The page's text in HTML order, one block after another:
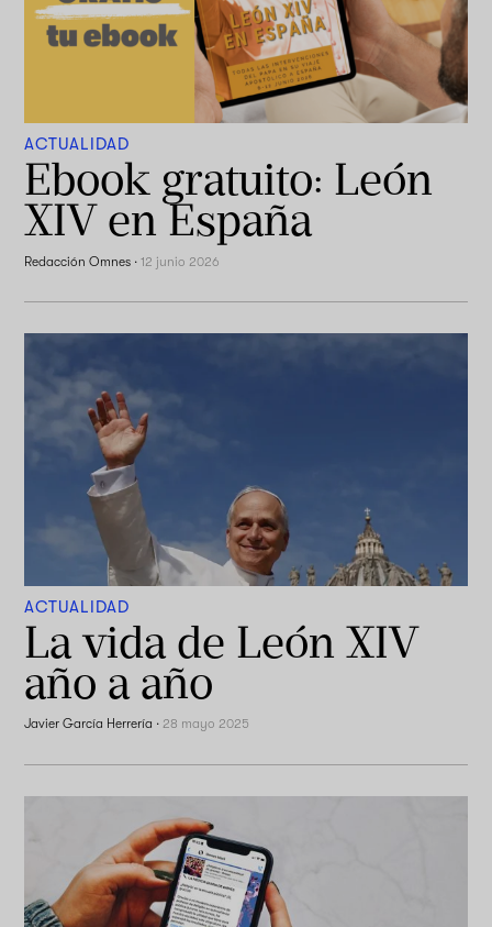
ACTUALIDAD
Ebook gratuito: León
XIV en España
Redacción Omnes ·12 junio 2026
ACTUALIDAD
La vida de León XIV
año a año
Javier García Herrería ·28 mayo 2025